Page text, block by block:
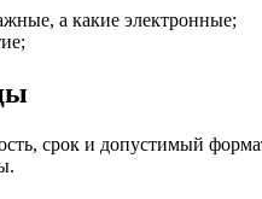
а какие электронные;
срок и допустимый